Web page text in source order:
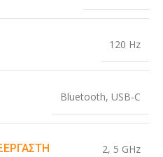
120 Hz
Bluetooth, USB-C
2, 5 GHz